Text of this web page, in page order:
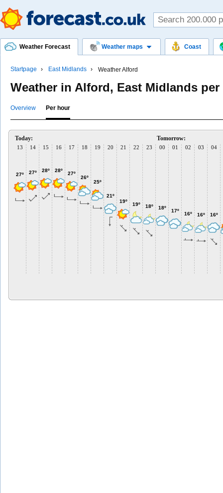
Weather Forecast Weather maps Coast
Startpage East Midlands Weather Alford
Weather in Alford, East Midlands
Overview Per hour
Today:
13
27º
14
27º
15
28º
16
28º
17
27º
18
26º
19
25º
20
21º
21
19º
22
19º
23
18º
Tomorrow:
00
18º
01
17º
02
16º
03
16º
04
16º